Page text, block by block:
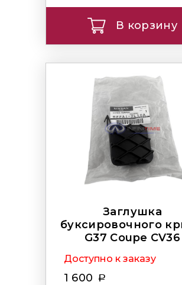
В корзину
Заглушка
буксировочного
G37 Coupe CV36
Доступно к заказу
1 600